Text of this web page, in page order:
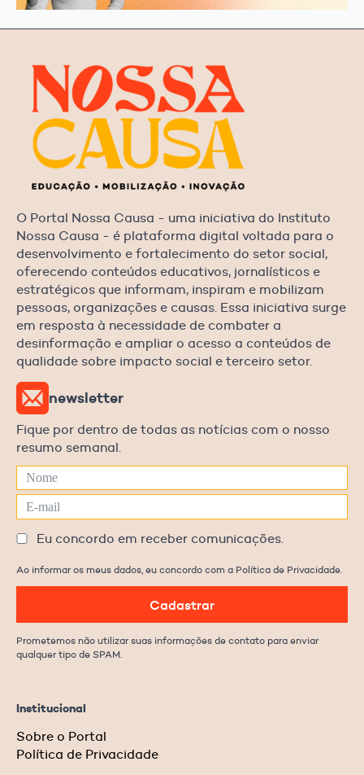
O Portal Nossa Causa - uma iniciativa do Instituto
Nossa Causa - é plataforma digital voltada para o
desenvolvimento e fortalecimento do setor social,
oferecendo conteúdos educativos, jornalísticos e
estratégicos que informam, inspiram e mobilizam
pessoas, organizações e causas. Essa iniciativa surge
em resposta à necessidade de combater a
desinformação e ampliar o acesso a conteúdos de
qualidade sobre impacto social e terceiro setor.
Institucional
Sobre o Portal
Política de Privacidade
newsletter
Fique por dentro de todas as notícias com o nosso
resumo semanal.
Eu concordo em receber comunicações.
Ao informar os meus dados, eu concordo com a Política de Privacidade.
Cadastrar
Prometemos não utilizar suas informações de contato para enviar
qualquer tipo de SPAM.